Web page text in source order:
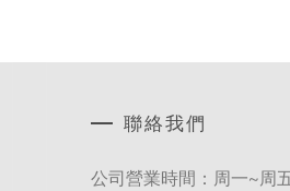
聯絡我們
公司營業時間：周一~周